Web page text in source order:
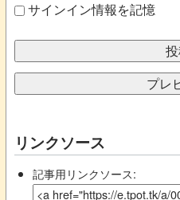
サインイン情報を記憶
リンクソース
記事用リンクソース: